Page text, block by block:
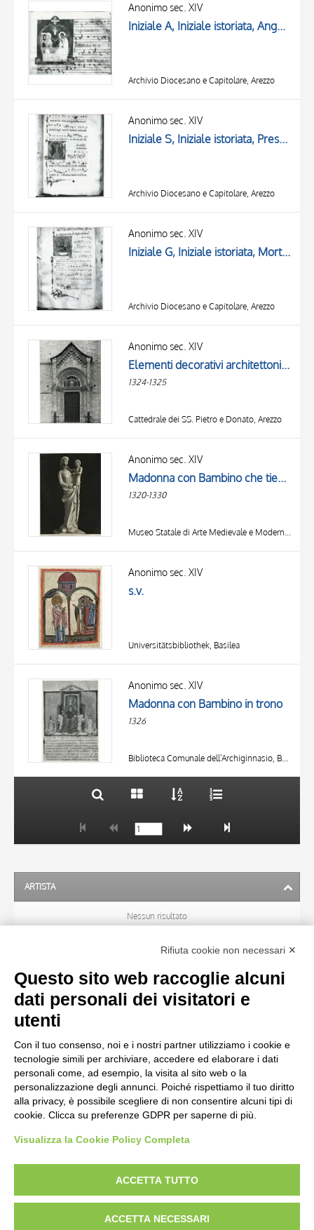
Anonimo sec. XIV
Iniziale A, Iniziale istoriata, Angelo annuncia la Resurrezione alle pie donne, Motivi decorativi fitomorfi, Notazione musicale
Archivio Diocesano e Capitolare, Arezzo
Anonimo sec. XIV
Iniziale S, Iniziale istoriata, Presentazione di Gesù al Tempio, Motivi decorativi geometrici e vegetali, Notazione musicale
Archivio Diocesano e Capitolare, Arezzo
Anonimo sec. XIV
Iniziale G, Iniziale istoriata, Morte della Vergine, Assunzione della Madonna, Motivi decorativi fitomorfi, Motivo decorativo antropomorfo , Notazione musicale
Archivio Diocesano e Capitolare, Arezzo
Anonimo sec. XIV
Elementi decorativi architettonici, Madonna con Bambino in trono e angeli, Gregorio X, San Donato, Virtù, Maria Vergine annunciata, Angelo annunciante, Allegoria della Carità, Allegoria della Giustizia, Allegoria della Fortezza, Santo vescovo
1324-1325
Cattedrale dei SS. Pietro e Donato, Arezzo
Anonimo sec. XIV
Madonna con Bambino che tiene in mano un uccello
1320-1330
Museo Statale di Arte Medievale e Moderna, Arezzo
Anonimo sec. XIV
s.v.
Universitätsbibliothek, Basilea
Anonimo sec. XIV
Madonna con Bambino in trono
1326
Biblioteca Comunale dell'Archiginnasio, Bologna
TITOLO
OGGETTO
20 RISULTATI
ARTISTA
Nessun risultato
OGGETTO
LOCALIZZAZIONE
CRONOLOGIA
diritto d’autore, legge 22 aprile 1941 n. 633. I diritti degli autori, degli artisti e
dei fotografi che hanno realizzato le opere e le immagini, degli enti e delle
istituzioni che ne sono proprietari, sono riservati. Si vieta quindi la
Rifiuta cookie non necessari ✕
Questo sito web raccoglie alcuni
dati personali dei visitatori e
utenti
Con il tuo consenso, noi e i nostri partner utilizziamo i cookie e
tecnologie simili per archiviare, accedere ed elaborare i dati
personali come, ad esempio, la visita al sito web o la
personalizzazione degli annunci. Poiché rispettiamo il tuo diritto
alla privacy, è possibile scegliere di non consentire alcuni tipi di
cookie. Clicca su preferenze GDPR per saperne di più.
Visualizza la Cookie Policy Completa
ACCETTA TUTTO
ACCETTA NECESSARI